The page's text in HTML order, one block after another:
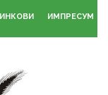
ИМПРЕСУМ